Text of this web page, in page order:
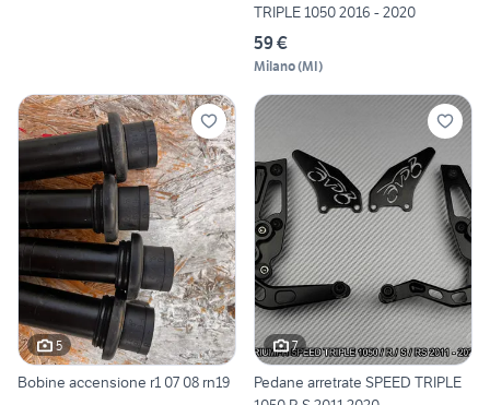
TRIPLE 1050 2016 - 2020
59 €
Milano(MI)
5
Bobine accensione r1 07 08 rn19
7
Pedane arretrate SPEED TRIPLE